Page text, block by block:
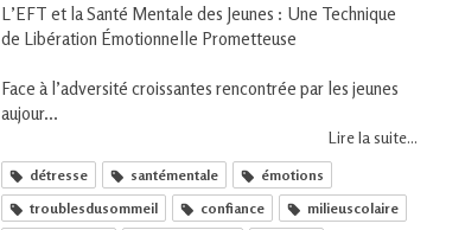
L’EFT et la Santé Mentale des Jeunes : Une Technique
de Libération Émotionnelle Prometteuse
Face à l’adversité croissantes rencontrée par les jeunes
aujour...
Lire la suite...
détresse santémentale
émotions
troublesdusommeil
confiance
milieuscolaire